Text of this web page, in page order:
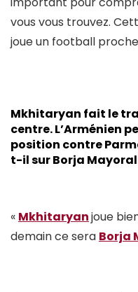
vous vous trouvez.
joue un football proche
Mkhitaryan fait le
centre. L’Arménien
position contre
t-il sur Borja
« Mkhitaryanjoue
demain ce sera Borja